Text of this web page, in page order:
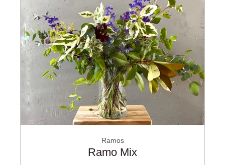
Ramos
Ramo Mix